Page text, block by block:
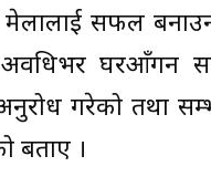
सफल बनाउन
घरआँगन
गरेको तथा
बताए ।